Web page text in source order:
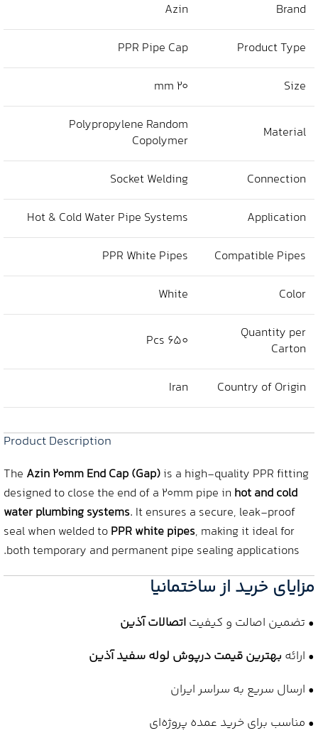
Brand
Azin
Product Type
PPR Pipe Cap
Size
20 mm
Material
Polypropylene Random
Copolymer
Connection
Socket Welding
Application
Hot & Cold Water Pipe Systems
Compatible Pipes
PPR White Pipes
Color
White
Quantity per
Carton
650 Pcs
Country of Origin
Iran
Product Description
The Azin 20mm End Cap (Gap)is a high-quality PPR fitting
designed to close the end of a 20mm pipe in hot and cold
water plumbing systems. It ensures a secure, leak-proof
seal when welded toPPR white pipes, making it ideal for
both temporary and permanent pipe sealing applications.
مزایای خرید از ساختمانیا
• تضمین اصالت و کیفیتاتصالات آذین
• ارائه بهترین قیمت درپوش لوله سفید آذین
• ارسال سریع به سراسر ایران
• مناسب برای خرید عمده پروژه‌ای